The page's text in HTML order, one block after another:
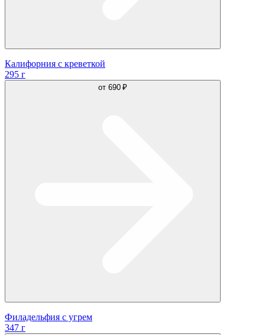
Калифорния с креветкой
295 г
от 690 ₽
Филадельфия с угрем
347 г